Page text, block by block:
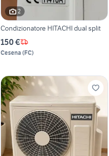
2
Condizionatore HITACHI dual split
150 €
Cesena (FC)